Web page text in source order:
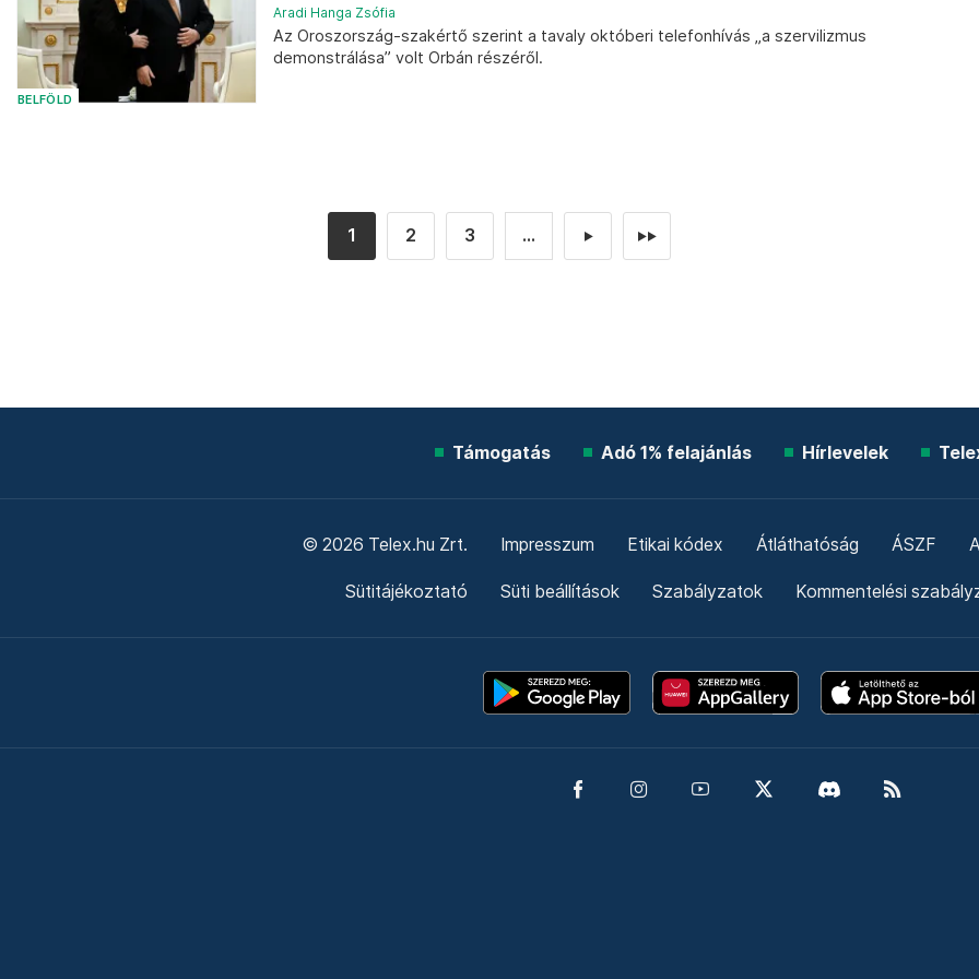
BELFÖLD
Aradi Hanga Zsófia
Az Oroszország-szakértő szerint a tavaly októberi telefonhívás „a szervilizmus
demonstrálása” volt Orbán részéről.
1 2 3 ... ► ►►
Támogatás Adó 1% felajánlás Hírlevelek
© 2026 Telex.hu Zrt. Impresszum Etikai kódex Átláthatóság ÁSZF
Sütitájékoztató Süti beállítások Szabályzatok Kommentelési